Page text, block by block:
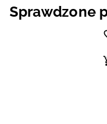
Sprawdzone